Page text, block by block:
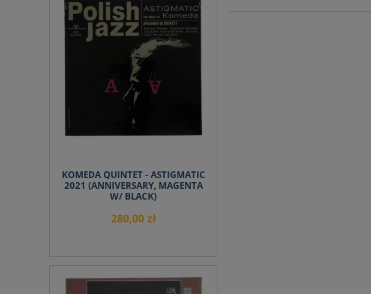
KOMEDA QUINTET - ASTIGMATIC
2021 (ANNIVERSARY, MAGENTA
W/ BLACK)
280,00 zł